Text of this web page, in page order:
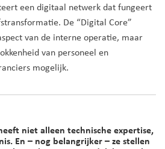
een digitaal netwerk dat fungeert
De “Digital Core”
van de interne operatie, maar
van personeel en
mogelijk.
niet alleen technische expertise,
En – nog belangrijker – ze stellen